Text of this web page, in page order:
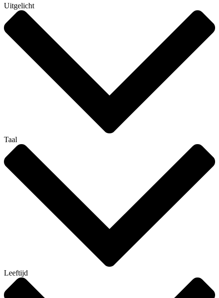
Uitgelicht
Taal
Leeftijd